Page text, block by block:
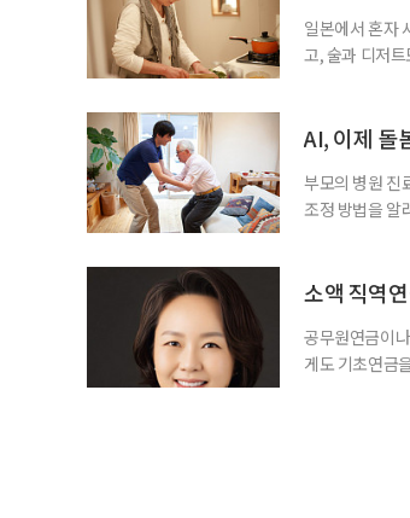
일본에서 혼자
고, 술과 디저트
접 만든 음식이
AI, 이제 돌
부모의 병원 진
조정 방법을 알
다. 이 서비스
소액 직역
공무원연금이
게도 기초연금